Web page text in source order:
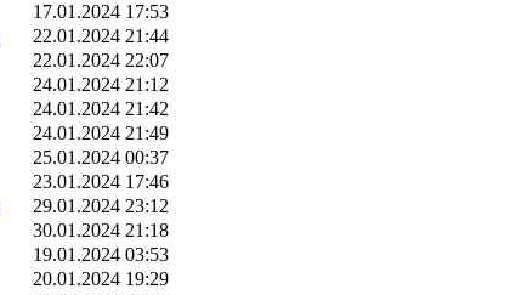
17.01.2024 17:53
22.01.2024 21:44
22.01.2024 22:07
24.01.2024 21:12
24.01.2024 21:42
24.01.2024 21:49
25.01.2024 00:37
23.01.2024 17:46
29.01.2024 23:12
30.01.2024 21:18
19.01.2024 03:53
20.01.2024 19:29